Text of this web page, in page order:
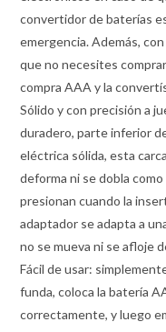
convertidor de baterías
emergencia. Además,
que no necesites
compra AAA y la
Sólido y con precisión a
duradero, parte inferior
eléctrica sólida, esta
deforma ni se dobla
presionan cuando la
adaptador se adapta a
no se mueva ni se afloje
Fácil de usar:
funda, coloca la batería
correctamente, y luego